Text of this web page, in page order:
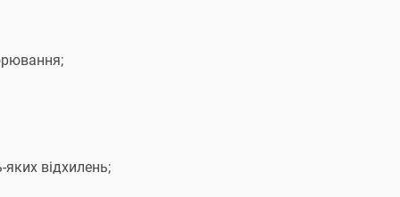
відхилень;